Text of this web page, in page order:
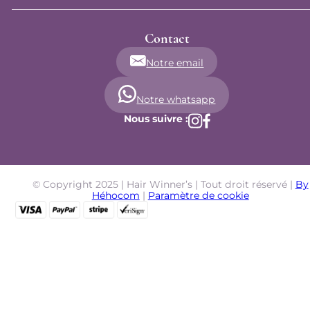
Contact
Notre email
Notre whatsapp
Nous suivre :
© Copyright 2025 | Hair Winner’s | Tout droit réservé | By
Héhocom | Paramètre de cookie